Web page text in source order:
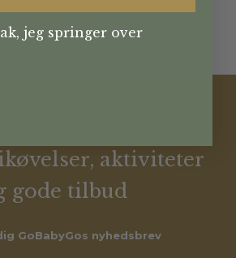
aktiviteter
gode tilbud
GoBabyGos nyhedsbrev
jeg springer over